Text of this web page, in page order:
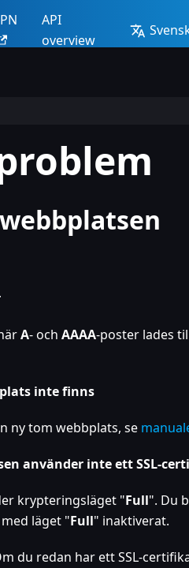
API
overview
A- och AAAA-poster lades
inte finns
ny tom webbplats, se
använder inte ett SSL-
krypteringsläget "Full". Du
med läget "Full" inaktiverat.
du redan har ett SSL-